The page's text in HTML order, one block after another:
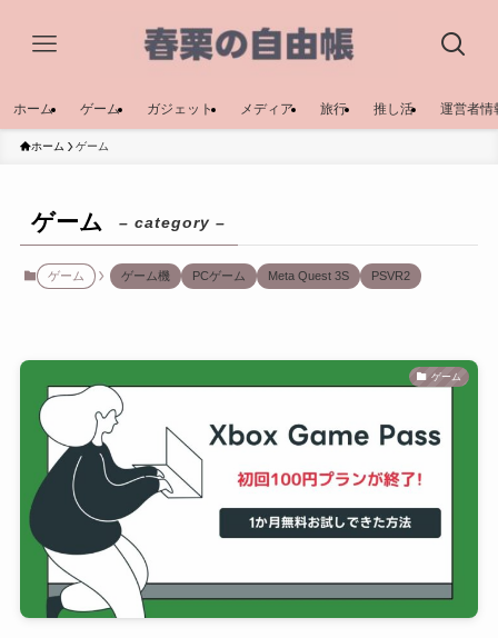
ホーム ゲーム ガジェット メディア 旅行 推し活 運営者情
ホーム ゲーム
ゲーム – category –
ゲーム ゲーム機 PCゲーム Meta Quest 3S PSVR2
ゲーム